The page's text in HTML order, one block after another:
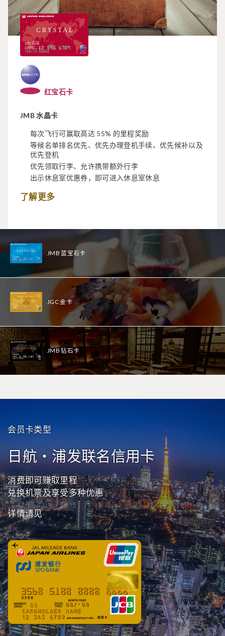
红宝石卡
JMB 水晶卡
每次飞行可赢取高达 55% 的里程奖励
等候名单排名优先、优先办理登机手续、优先候补以及
优先登机
优先领取行李、允许携带额外行李
出示休息室优惠券，即可进入休息室休息
了解更多
JMB 蓝宝石卡
JGC 金卡
JMB 钻石卡
会员卡类型
日航・浦发联名信用卡
消费即可赚取里程
兑换机票及享受多种优惠
详情请见